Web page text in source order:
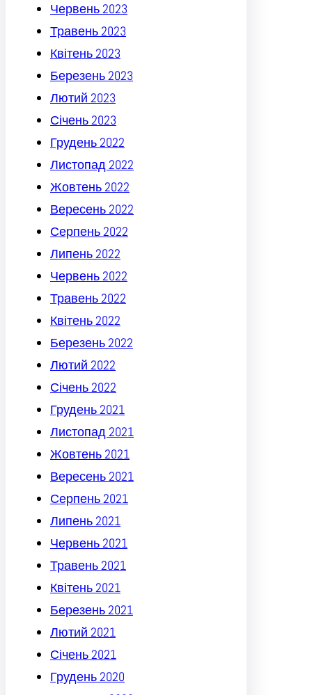
Червень 2023
Травень 2023
Квітень 2023
Березень 2023
Лютий 2023
Січень 2023
Грудень 2022
Листопад 2022
Жовтень 2022
Вересень 2022
Серпень 2022
Липень 2022
Червень 2022
Травень 2022
Квітень 2022
Березень 2022
Лютий 2022
Січень 2022
Грудень 2021
Листопад 2021
Жовтень 2021
Вересень 2021
Серпень 2021
Липень 2021
Червень 2021
Травень 2021
Квітень 2021
Березень 2021
Лютий 2021
Січень 2021
Грудень 2020